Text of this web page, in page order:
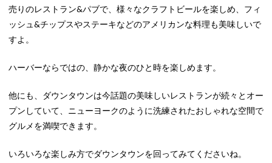
売りのレストラン&パブで、様々なクラフトビールを楽しめ、フィ
ッシュ&チップスやステーキなどのアメリカンな料理も美味しいで
すよ。
ハーバーならではの、静かな夜のひと時を楽しめます。
他にも、ダウンタウンは今話題の美味しいレストランが続々とオー
プンしていて、ニューヨークのように洗練されたおしゃれな空間で
グルメを満喫できます。
いろいろな楽しみ方でダウンタウンを回ってみてくださいね。